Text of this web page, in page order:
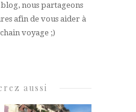
blog, nous partageons
afin de vous aider à
voyage ;)
aussi